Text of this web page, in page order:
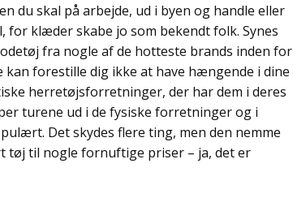
du skal på arbejde, ud i byen og handle eller
klæder skabe jo som bekendt folk. Synes
fra nogle af de hotteste brands inden for
forestille dig ikke at have hængende i dine
herretøjsforretninger, der har dem i deres
turene ud i de fysiske forretninger og i
Det skydes flere ting, men den nemme
tøj til nogle fornuftige priser – ja, det er